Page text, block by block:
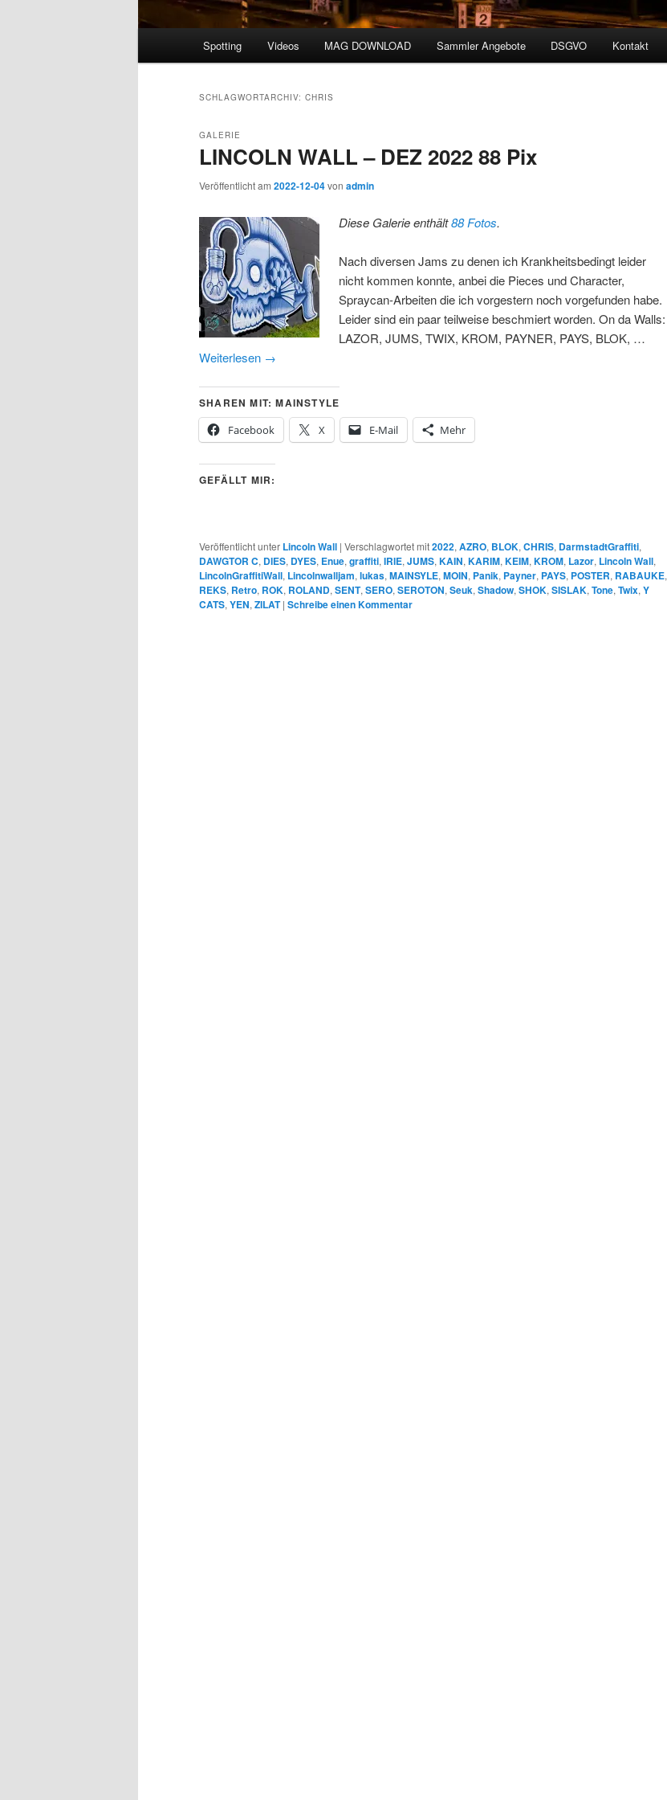
Spotting Videos MAG DOWNLOAD Sammler Angebote DSGVO Kontakt
SCHLAGWORTARCHIV: CHRIS
LINCOLN WALL – DEZ 2022 88 Pix
GALERIE
Veröffentlicht am 2022-12-04von admin
Diese Galerie enthält88 Fotos.
Nach diversen Jams zu denen ich Krankheitsbedingt leider
nicht kommen konnte, anbei die Pieces und Character,
Spraycan-Arbeiten die ich vorgestern noch vorgefunden habe.
Leider sind ein paar teilweise beschmiert worden. On da Walls:
LAZOR, JUMS, TWIX, KROM, PAYNER, PAYS, BLOK, …
Weiterlesen →
SHAREN MIT: MAINSTYLE
Facebook
X E-Mail Mehr
GEFÄLLT MIR:
Veröffentlicht unter Lincoln Wall | Verschlagwortet mit2022, AZRO, BLOK, CHRIS, DarmstadtGraffiti,
DAWGTOR C, DIES, DYES, Enue, graffiti, IRIE, JUMS, KAIN, KARIM, KEIM, KROM, Lazor, Lincoln Wall,
LincolnGraffitiWall, Lincolnwalljam, lukas, MAINSYLE, MOIN, Panik, Payner, PAYS, POSTER, RABAUKE,
REKS, Retro, ROK, ROLAND, SENT, SERO, SEROTON, Seuk, Shadow, SHOK, SISLAK, Tone, Twix, Y
CATS, YEN, ZILAT | Schreibe einen Kommentar